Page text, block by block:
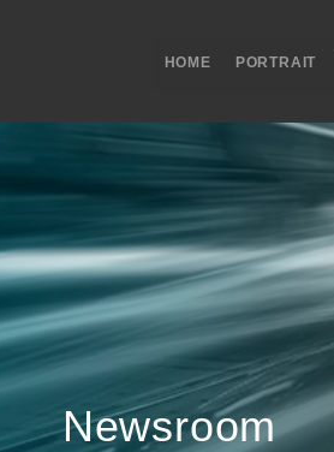
HOME PORTRAIT
Newsroom